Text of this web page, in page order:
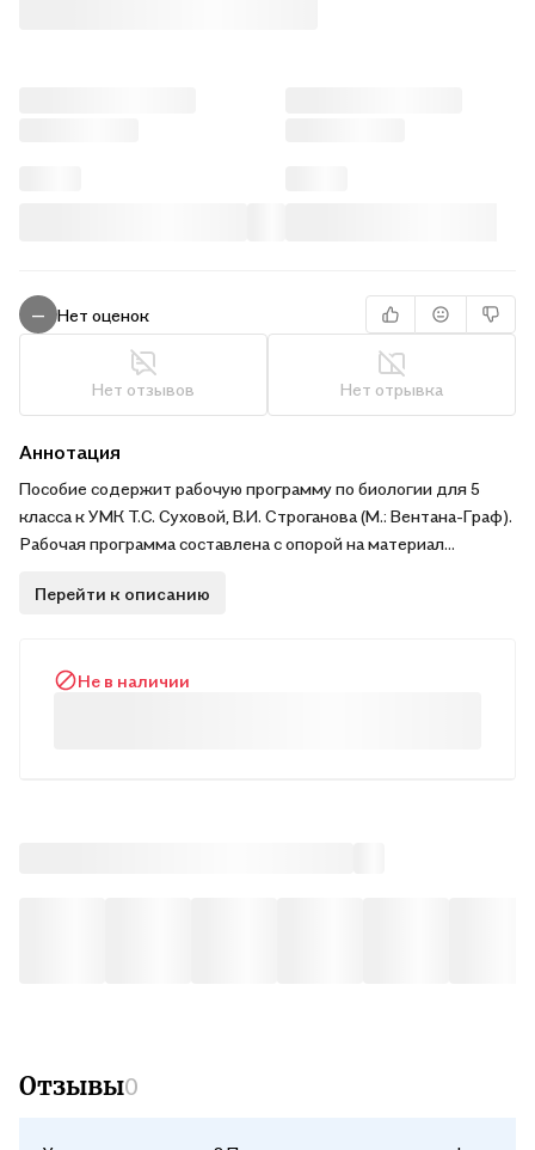
— Нет оценок
Нет отзывов Нет отрывка
Аннотация
Пособие содержит рабочую программу по биологии для 5
класса к УМК Т.С. Суховой, В.И. Строганова (М.: Вентана-Граф).
Рабочая программа составлена с опорой на материал
образовательного стандарта. В программу входят
подробное поурочное планирование, а также сведения о
Перейти к описанию
Не в наличии
Отзывы0